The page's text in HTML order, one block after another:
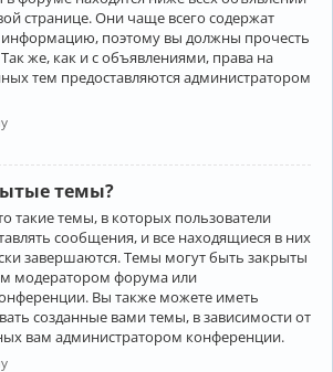
странице. Они чаще всего содержат
поэтому вы должны прочесть
же, как и с объявлениями, права на
тем предоставляются администратором
темы?
такие темы, в которых пользователи
сообщения, и все находящиеся в них
завершаются. Темы могут быть закрыты
модератором форума или
Вы также можете иметь
созданные вами темы, в зависимости от
вам администратором конференции.